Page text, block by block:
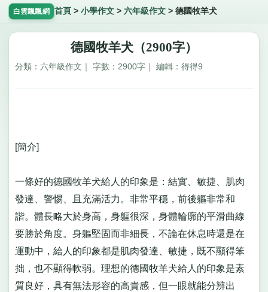
白雲飄飄網 首頁 > 小學作文> 六年級作文> 德國牧羊犬
德國牧羊犬（2900字）
分類：六年級作文｜ 字數：2900字｜ 編輯：得得9
[簡介]
一條好的德國牧羊犬給人的印象是：結實、敏捷、肌肉
發達、警惕、且充滿活力。非常平穩，前後軀非常和
諧。體長略大於身高，身軀很深，身體輪廓的平滑曲線
要勝於角度。身軀堅固而非細長，不論在休息時還是在
運動中，給人的印象都是肌肉發達、敏捷，既不顯得笨
拙，也不顯得軟弱。理想的德國牧羊犬給人的印象是素
質良好，具有無法形容的高貴感，但一眼就能分辨出